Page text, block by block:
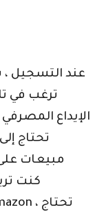
عند التسجيل ،
ترغب في
الإيداع
مبيعات
كنت